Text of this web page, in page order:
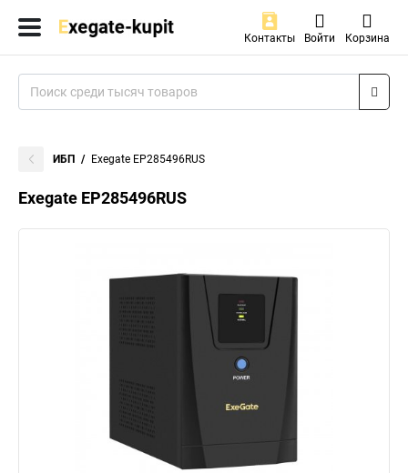
Контакты Войти Корзина
ИБП Exegate EP285496RUS
Exegate EP285496RUS